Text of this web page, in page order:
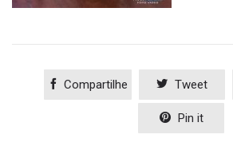
 Compartilhe  Tweet
 Pin it